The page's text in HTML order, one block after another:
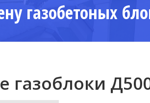
газобетоных
газоблоки